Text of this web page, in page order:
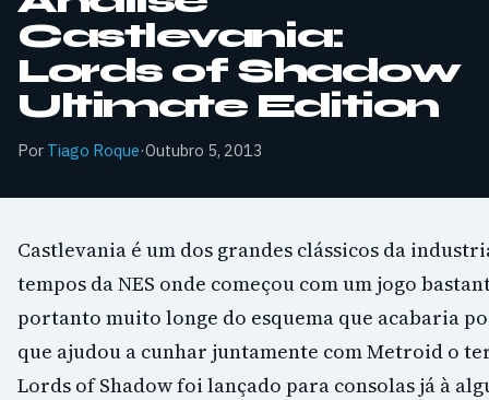
Castlevania:
Lords of Shadow
Ultimate Edition
Por Tiago Roque·Outubro 5, 2013
Castlevania é um dos grandes clássicos da
tempos da NES onde começou com um jogo
portanto muito longe do esquema que acabaria
que ajudou a cunhar juntamente com Metroid o
Lords of Shadow foi lançado para consolas já à